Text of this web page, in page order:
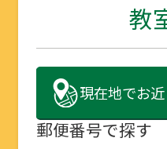
教
現在地でお
郵便番号で探す